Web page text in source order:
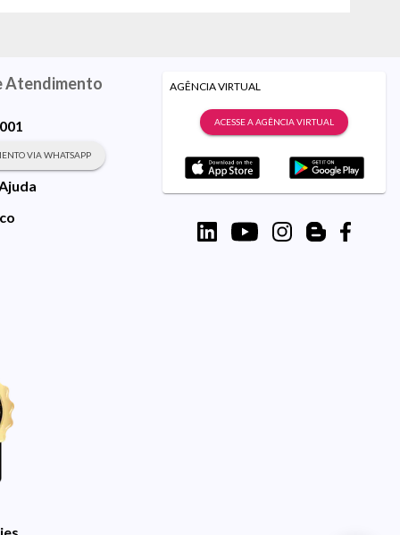
Atendimento
VIA WHATSAPP
AGÊNCIA VIRTUAL
ACESSE A AGÊNCIA VIRTUAL